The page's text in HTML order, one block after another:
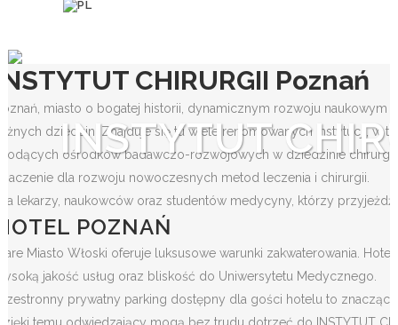
INSTYTUT
CHIRURGII Poznań
miasto o bogatej historii, dynamicznym rozwoju naukowym
dziedzin. Znajduje się tu wiele renomowanych instytucji, w
ośrodków badawczo-rozwojowych w dziedzinie chirurgii
dla rozwoju nowoczesnych metod leczenia i chirurgii.
lekarzy, naukowców oraz studentów medycyny, którzy
POZNAŃ
Miasto Włoski oferuje luksusowe warunki zakwaterowania.
jakość usług oraz bliskość do Uniwersytetu Medycznego.
prywatny parking dostępny dla gości hotelu to